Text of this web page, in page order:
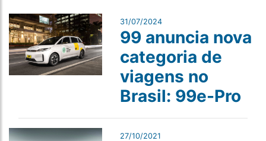
31/07/2024
99 anuncia nova
categoria de
viagens no
Brasil: 99e-Pro
27/10/2021